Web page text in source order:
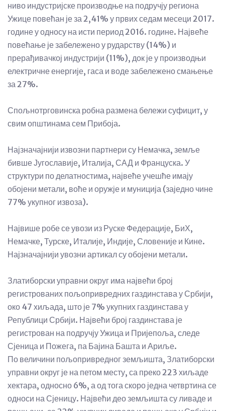
ниво индустријске производње на подручју региона
Ужице повећан је за 2,41% у првих седам месеци 2017.
године у односу на исти период 2016. године. Највеће
повећање је забележено у рударству (14%) и
прерађивачкој индустрији (11%), док је у производњи
електричне енергије, гаса и воде забележено смањење
за 27%.
Спољнотрговинска робна размена бележи суфицит, у
свим општинама сем Прибоја.
Најзначајнији извозни партнери су Немачка, земље
бивше Југославије, Италија, САД и Француска. У
структури по делатностима, највеће учешће имају
обојени метали, воће и оружје и муниција (заједно чине
77% укупног извоза).
Највише робе се увози из Руске Федерације, БиХ,
Немачке, Турске, Италије, Индије, Словеније и Кине.
Најзначајнији увозни артикал су обојени метали.
Златиборски управни округ има највећи број
регистрованих пољопривредних газдинстава у Србији,
око 47 хиљада, што је 7% укупних газдинстава у
Републици Србији. Највећи број газдинстава је
регистрован на подручју Ужица и Пријепоља, следе
Сјеница и Пожега, па Бајина Башта и Ариље.
По величини пољопривредног земљишта, Златиборски
управни округ је на петом месту, са преко 223 хиљаде
хектара, односно 6%, а од тога скоро једна четвртина се
односи на Сјеницу. Највећи део земљишта су ливаде и